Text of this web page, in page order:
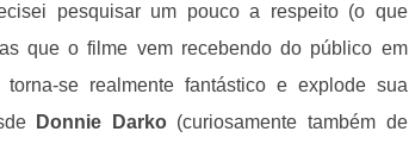
pesquisar um pouco a respeito (o que
que o filme vem recebendo do público em
se realmente fantástico e explode sua
Donnie Darko(curiosamente também de